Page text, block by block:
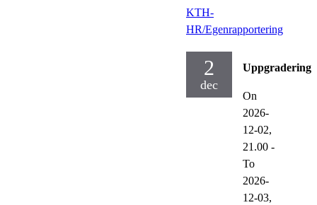
KTH-
HR/Egenrapportering
2
dec
On
2026-
12-02,
21.00 -
To
2026-
12-03,